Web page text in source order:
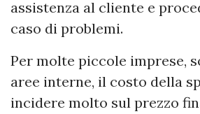
assistenza al cliente e
caso di problemi.
Per molte piccole imprese,
aree interne, il costo della
incidere molto sul prezzo